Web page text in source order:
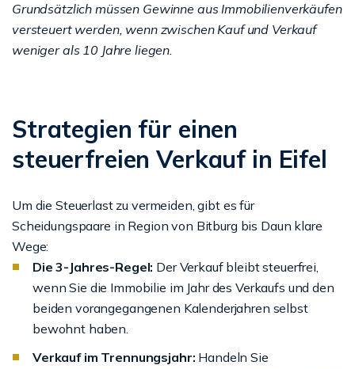
Grundsätzlich müssen Gewinne aus Immobilienverkäufen
versteuert werden, wenn zwischen Kauf und Verkauf
weniger als 10 Jahre liegen.
Strategien für einen
steuerfreien Verkauf in Eifel
Um die Steuerlast zu vermeiden, gibt es für
Scheidungspaare in Region von Bitburg bis Daun klare
Wege:
Die 3-Jahres-Regel: Der Verkauf bleibt steuerfrei,
wenn Sie die Immobilie im Jahr des Verkaufs und den
beiden vorangegangenen Kalenderjahren selbst
bewohnt haben.
Verkauf im Trennungsjahr: Handeln Sie